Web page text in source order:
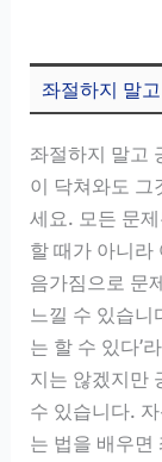
좌절하지 말
좌절하지 말고
이 닥쳐와도 그
세요. 모든 문
할 때가 아니라
음가짐으로 문
느낄 수 있습니
는 할 수 있다’
지는 않겠지만
수 있습니다.
는 법을 배우면